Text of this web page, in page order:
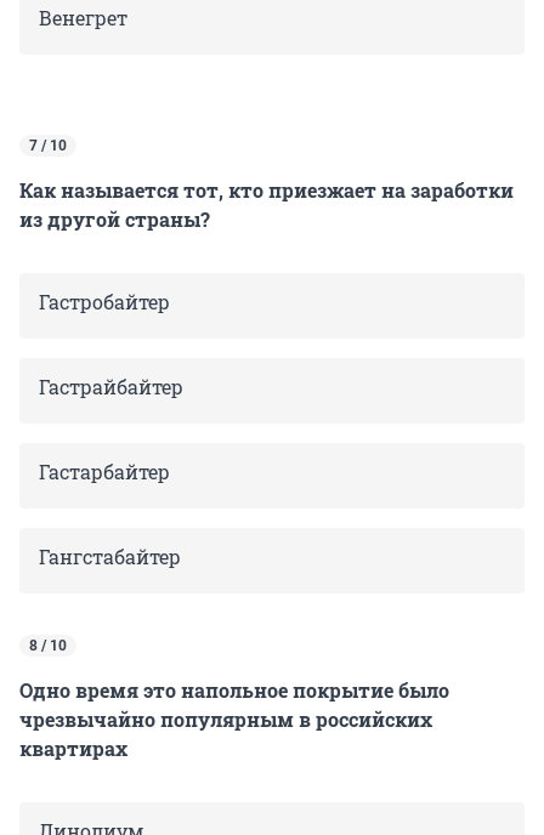
Венегрет
7 / 10
Как называется тот, кто приезжает на заработки
из другой страны?
Гастробайтер
Гастрайбайтер
Гастарбайтер
Гангстабайтер
8 / 10
Одно время это напольное покрытие было
чрезвычайно популярным в российских
квартирах